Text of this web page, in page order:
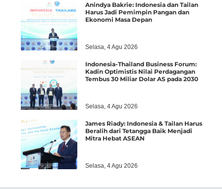
Anindya Bakrie: Indonesia dan Tailan
Harus Jadi Pemimpin Pangan dan
Ekonomi Masa Depan
Selasa, 4 Agu 2026
Indonesia-Thailand Business Forum:
Kadin Optimistis Nilai Perdagangan
Tembus 30 Miliar Dolar AS pada 2030
Selasa, 4 Agu 2026
James Riady: Indonesia & Tailan Harus
Beralih dari Tetangga Baik Menjadi
Mitra Hebat ASEAN
Selasa, 4 Agu 2026